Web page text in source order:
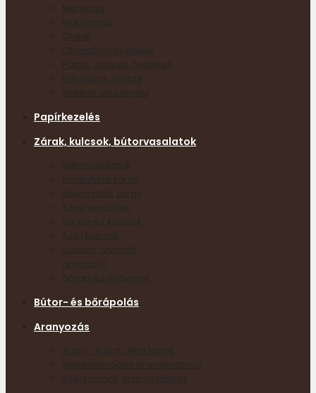
Méhviasz
Műgyanták
Olajok
Olvasztókészülékek
Pácok, lazúrok, festékek
Retusálás, javítás
Papírkezelés
Zárak, kulcsok, bútorvasalatok
Bútorvasalatok
Bevéshető zárak
Beeresztős zárak
Szekrényzárak
Sárgaréz kulcsok
Acél kulcsok
Kulcsok ötvözött
Sárgaréz csavarok
Bútor- és bőrápolás
Aranyozás
Arany- ezüst- fém lapok
Segédanyagok aranyozáshoz
Szerszámok aranyozáshoz